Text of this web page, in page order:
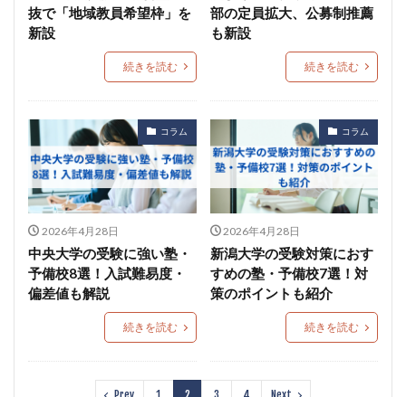
抜で「地域教員希望枠」を
新設
続きを読む
部の定員拡大、公募制推薦
も新設
続きを読む
コラム
2026年4月28日
中央大学の受験に強い塾・
予備校8選！入試難易度・
偏差値も解説
続きを読む
コラム
2026年4月28日
新潟大学の受験対策におす
すめの塾・予備校7選！対
策のポイントも紹介
続きを読む